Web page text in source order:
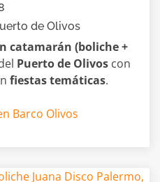
de Olivos
catamarán (boliche +
Puerto de Olivos con
fiestas temáticas.
Barco Olivos